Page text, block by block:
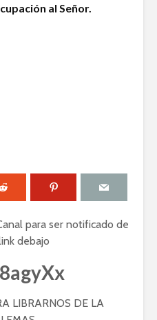
al Señor.
para ser notificado de
debajo
LIBRARNOS DE LA